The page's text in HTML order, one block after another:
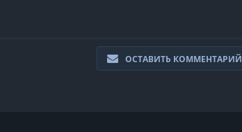
ОСТАВИТЬ КОММЕНТАРИЙ